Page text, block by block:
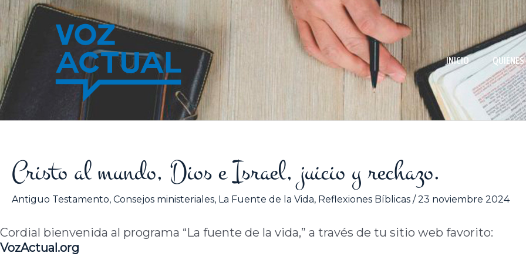
contenido
INICIO
Cristo al mundo, Dios e Israel, juicio y rechazo.
Antiguo Testamento, Consejos ministeriales, La Fuente de la Vida, Reflexiones Bíblicas /23 noviembre 2024
Cordial bienvenida al programa “La fuente de la vida,” a través de tu sitio web favorito:
VozActual.org